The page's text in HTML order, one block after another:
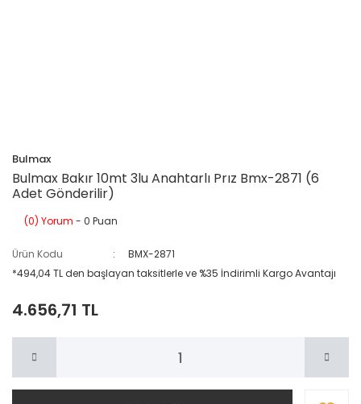
Bulmax
Bulmax Bakır 10mt 3lu Anahtarlı Prız Bmx-2871 (6
Adet Gönderilir)
(0) Yorum - 0 Puan
Ürün Kodu
BMX-2871
*494,04 TL den başlayan taksitlerle ve %35 İndirimli Kargo Avantajı
4.656,71 TL